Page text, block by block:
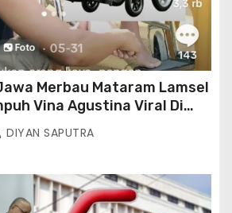
Merbau Mataram Lamsel
Vina Agustina Viral Di
Roda Listrik, Kepala
Lampung Media
DIYAN SAPUTRA